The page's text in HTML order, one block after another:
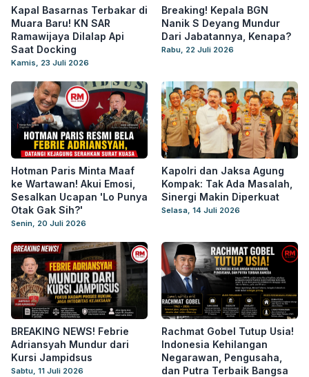
Kapal Basarnas Terbakar di
Muara Baru! KN SAR
Ramawijaya Dilalap Api
Saat Docking
Kamis, 23 Juli 2026
Breaking! Kepala BGN
Nanik S Deyang Mundur
Dari Jabatannya, Kenapa?
Rabu, 22 Juli 2026
Hotman Paris Minta Maaf
ke Wartawan! Akui Emosi,
Sesalkan Ucapan 'Lo Punya
Otak Gak Sih?'
Senin, 20 Juli 2026
Kapolri dan Jaksa Agung
Kompak: Tak Ada Masalah,
Sinergi Makin Diperkuat
Selasa, 14 Juli 2026
BREAKING NEWS! Febrie
Adriansyah Mundur dari
Kursi Jampidsus
Sabtu, 11 Juli 2026
Rachmat Gobel Tutup Usia!
Indonesia Kehilangan
Negarawan, Pengusaha,
dan Putra Terbaik Bangsa